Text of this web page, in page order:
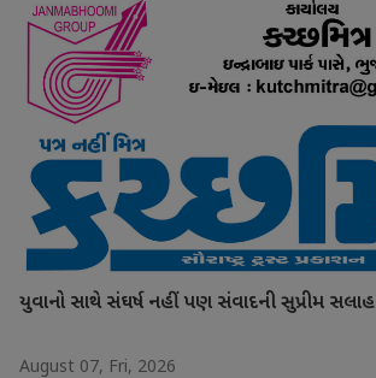
યુવાનો સાથે સંઘર્ષ નહીં પણ સંવાદની સુપ્રીમ સલાહ
August 07, Fri, 2026